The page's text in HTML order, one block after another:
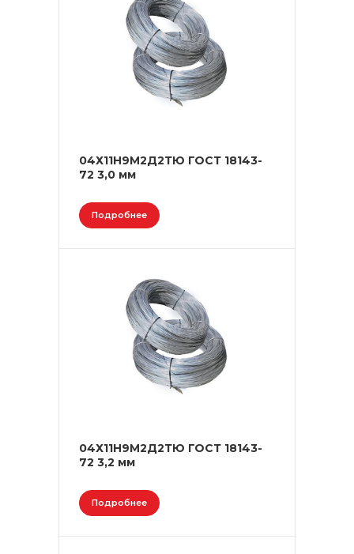
04Х11Н9М2Д2ТЮ ГОСТ 18143-
72 3,0 мм
Подробнее
04Х11Н9М2Д2ТЮ ГОСТ 18143-
72 3,2 мм
Подробнее